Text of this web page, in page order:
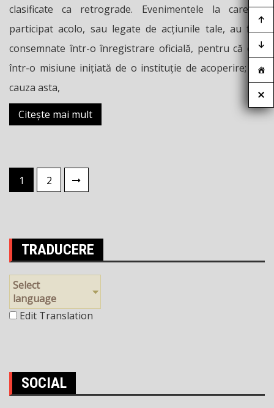
clasificate ca retrograde. Evenimentele la care ai
participat acolo, sau legate de acțiunile tale, au fost
consemnate într-o înregistrare oficială, pentru că erai
într-o misiune inițiată de o instituție de acoperire; din
cauza asta,
Citește mai mult
Paginație
articole
1 2
TRADUCERE
Select
language
Edit Translation
SOCIAL